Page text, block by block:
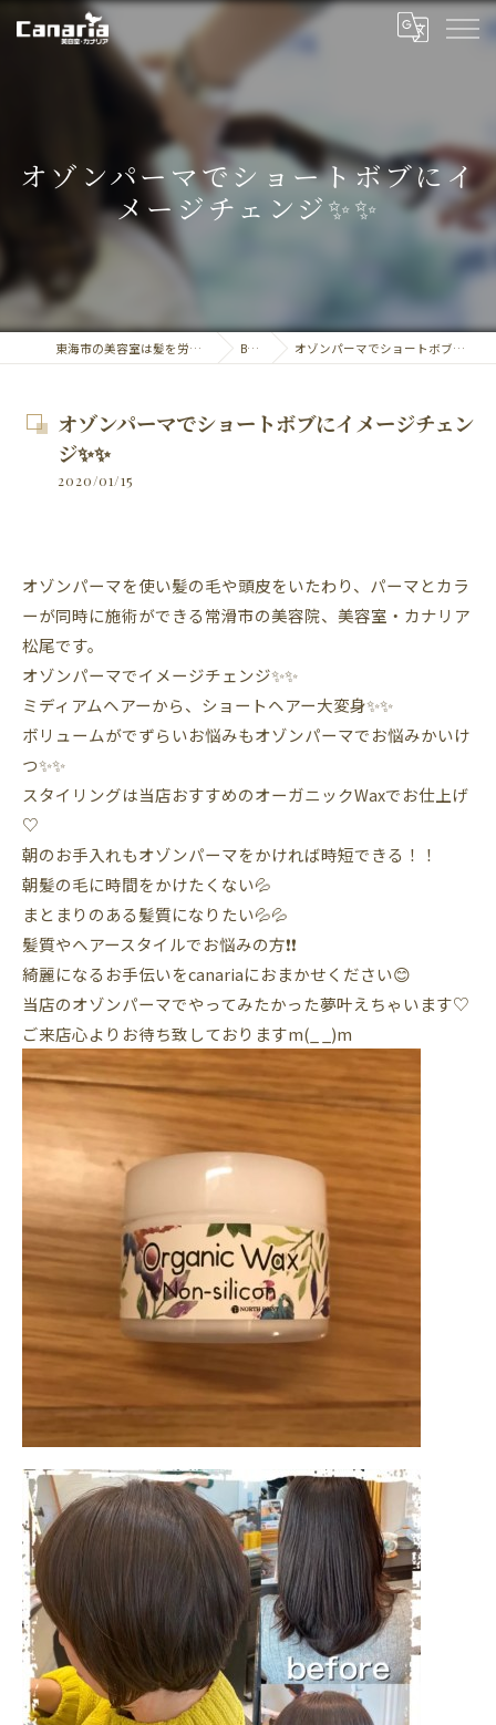
オゾンパーマでショートボブにイ
メージチェンジ✨✨
東海市の美容室は髪を労る美容室・カナリア BLOG オゾンパーマでショートボブにイメージチェンジ✨✨
オゾンパーマでショートボブにイメージチェン
ジ✨✨
2020/01/15
オゾンパーマを使い髪の毛や頭皮をいたわり、パーマとカラ
ーが同時に施術ができる常滑市の美容院、美容室・カナリア
松尾です。
オゾンパーマでイメージチェンジ✨✨
ミディアムヘアーから、ショートヘアー大変身✨✨
ボリュームがでずらいお悩みもオゾンパーマでお悩みかいけ
つ✨✨
スタイリングは当店おすすめのオーガニックWaxでお仕上げ
♡
朝のお手入れもオゾンパーマをかければ時短できる！！
朝髪の毛に時間をかけたくない💦
まとまりのある髪質になりたい💦💦
髪質やヘアースタイルでお悩みの方❗️❗️
綺麗になるお手伝いをcanariaにおまかせください😊
当店のオゾンパーマでやってみたかった夢叶えちゃいます♡
ご来店心よりお待ち致しておりますm(_ _)m